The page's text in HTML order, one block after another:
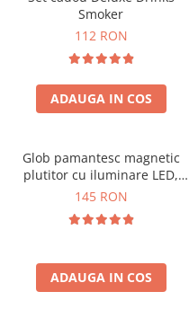
Smoker
112 RON
ADAUGA IN COS
Glob pamantesc magnetic
plutitor cu iluminare LED,
Forma C
145 RON
ADAUGA IN COS